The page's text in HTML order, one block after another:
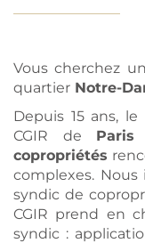
Vous cherchez un
quartier Notre-
Depuis 15 ans,
CGIR de Paris
copropriétés
complexes.
syndic de
CGIR prend en
syndic :